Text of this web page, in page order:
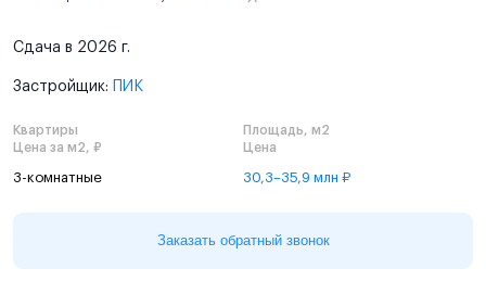
Сдача в 2026 г.
Застройщик: ПИК
Квартиры
Площадь, м2
Цена за м2, ₽
Цена
3-комнатные 30,3–35,9 млн ₽
Заказать обратный звонок